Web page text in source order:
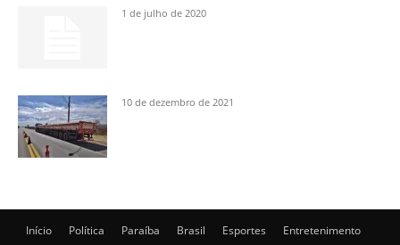
1 de julho de 2020
10 de dezembro de 2021
Início Política Paraíba Brasil Esportes
Entretenimento